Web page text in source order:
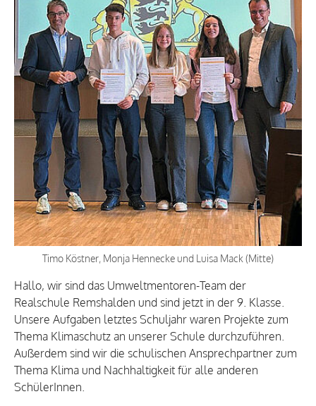
Timo Köstner, Monja Hennecke und Luisa Mack (Mitte)
Hallo, wir sind das Umweltmentoren-Team der
Realschule Remshalden und sind jetzt in der 9. Klasse.
Unsere Aufgaben letztes Schuljahr waren Projekte zum
Thema Klimaschutz an unserer Schule durchzuführen.
Außerdem sind wir die schulischen Ansprechpartner zum
Thema Klima und Nachhaltigkeit für alle anderen
SchülerInnen.